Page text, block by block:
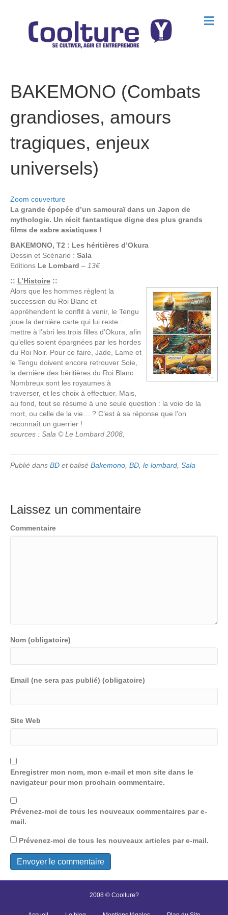
M
e
BAKEMONO (Combats
grandioses, amours
tragiques, enjeux
universels)
Zoom couverture
La grande épopée d’un samouraï dans un Japon de
mythologie. Un récit fantastique digne des plus grands
films de sabre asiatiques !
BAKEMONO, T2 : Les héritières d’Okura
Dessin et Scénario : Sala
Editions Le Lombard – 13€
:: L’Histoire ::
Alors que les hommes règlent la
succession du Roi Blanc et
appréhendent le conflit à venir, le Tengu
joue la dernière carte qui lui reste :
mettre à l’abri les trois filles d’Okura, afin
qu’elles soient épargnées par les hordes
du Roi Noir. Pour ce faire, Jade, Lame et
le Tengu doivent encore retrouver Soie,
la dernière des héritières du Roi Blanc.
Nombreux sont les royaumes à
traverser, et les choix à effectuer. Mais,
au fond, tout se résume à une seule question : la voie de la
mort, ou celle de la vie… ? C’est à sa réponse que l’on
reconnaît un guerrier !
sources : Sala © Le Lombard 2008,
Publié dans BD et balisé Bakemono BD le lombard Sala
Laissez un commentaire
Commentaire
Nom (obligatoire)
Email (ne sera pas publié) (obligatoire)
Site Web
Enregistrer mon nom, mon e-mail et mon site dans le
navigateur pour mon prochain commentaire.
Prévenez-moi de tous les nouveaux commentaires par e-
mail.
Prévenez-moi de tous les nouveaux articles par e-mail.
2008 © Coolture?